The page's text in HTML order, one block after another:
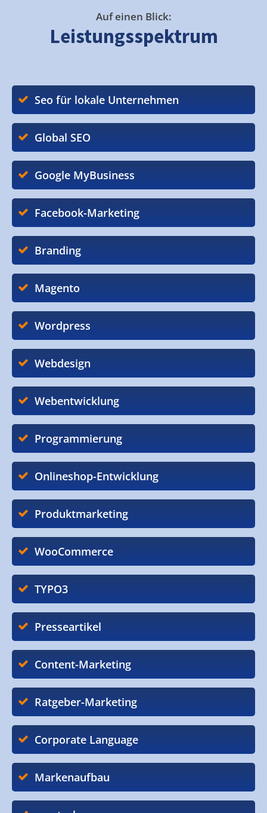
Auf einen Blick:
Leistungsspektrum
Seo für lokale Unternehmen
Global SEO
Google MyBusiness
Facebook-Marketing
Branding
Magento
Wordpress
Webdesign
Webentwicklung
Programmierung
Onlineshop-Entwicklung
Produktmarketing
WooCommerce
TYPO3
Presseartikel
Content-Marketing
Ratgeber-Marketing
Corporate Language
Markenaufbau